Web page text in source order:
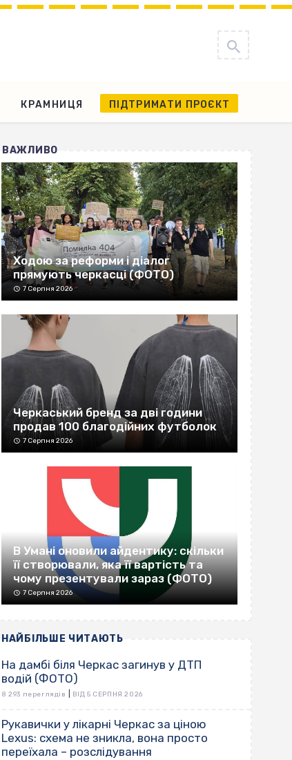
КРАМНИЦЯ ПІДТРИМАТИ ПРОЄКТ
ВАЖЛИВО
Ходою за реформи і діалог
прямують черкасці (ФОТО)
7 Серпня 2026
Черкаський бренд за дві години
продав 100 благодійних футболок
7 Серпня 2026
В Умані оновили айдентику: скільки
її створювали, яка її вартість та
чому презентували зараз (ФОТО)
7 Серпня 2026
НАЙБІЛЬШЕ ЧИТАЮТЬ
На дамбі біля Черкас загинув у ДТП
водій (ФОТО)
8 293 переглядів ВІД 5 СЕРПНЯ 2026
Рукавички у лікарні Черкас за ціною
Lexus: схема не зникла, вона просто
переїхала – розслідування